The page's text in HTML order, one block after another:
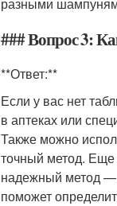
### Вопрос 3:
**Ответ:**
Если у вас нет
в аптеках или
Также можно
точный метод.
надежный метод —
поможет